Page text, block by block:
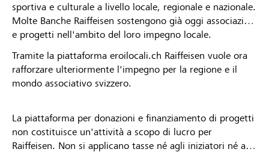
sportiva e culturale a livello locale, regionale e nazionale.
Molte Banche Raiffeisen sostengono già oggi associazioni
e progetti nell'ambito del loro impegno locale.
Tramite la piattaforma eroilocali.ch Raiffeisen vuole ora
rafforzare ulteriormente l'impegno per la regione e il
mondo associativo svizzero.
La piattaforma per donazioni e finanziamento di progetti
non costituisce un'attività a scopo di lucro per
Raiffeisen. Non si applicano tasse né agli iniziatori né ai